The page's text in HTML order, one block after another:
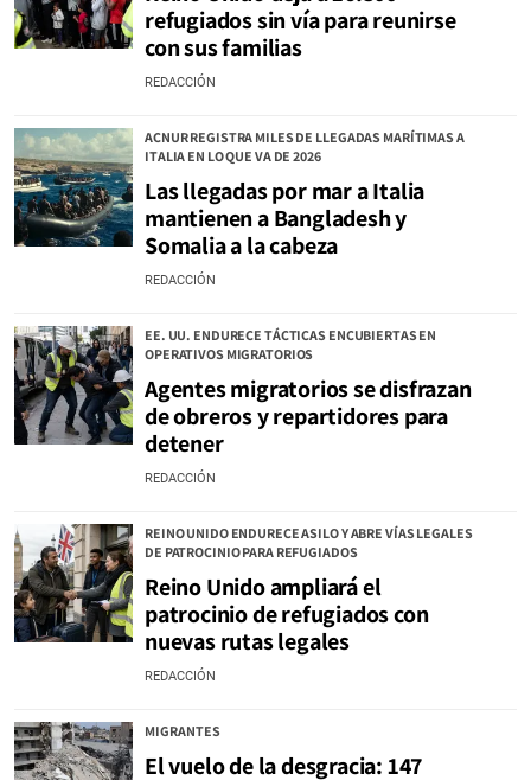
refugiados sin vía para reunirse
con sus familias
REDACCIÓN
ACNUR REGISTRA MILES DE LLEGADAS MARÍTIMAS A
ITALIA EN LO QUE VA DE 2026
Las llegadas por mar a Italia
mantienen a Bangladesh y
Somalia a la cabeza
REDACCIÓN
EE. UU. ENDURECE TÁCTICAS ENCUBIERTAS EN
OPERATIVOS MIGRATORIOS
Agentes migratorios se disfrazan
de obreros y repartidores para
detener
REDACCIÓN
REINO UNIDO ENDURECE ASILO Y ABRE VÍAS LEGALES
DE PATROCINIO PARA REFUGIADOS
Reino Unido ampliará el
patrocinio de refugiados con
nuevas rutas legales
REDACCIÓN
MIGRANTES
El vuelo de la desgracia: 147